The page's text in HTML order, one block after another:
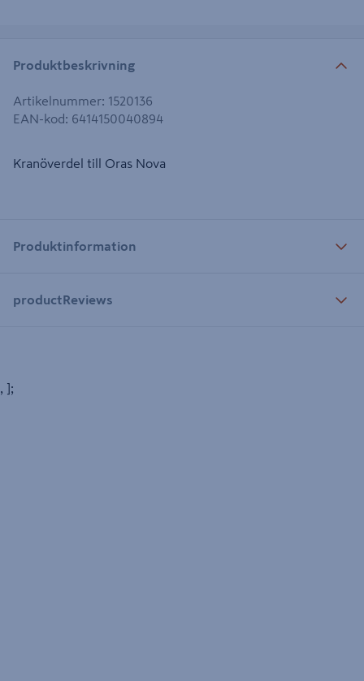
Produktbeskrivning
Artikelnummer: 1520136
EAN-kod: 6414150040894
Kranöverdel till Oras Nova
Produktinformation
productReviews
, ];